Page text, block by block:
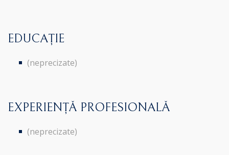
EDUCAȚIE
(neprecizate)
EXPERIENȚĂ PROFESIONALĂ
(neprecizate)